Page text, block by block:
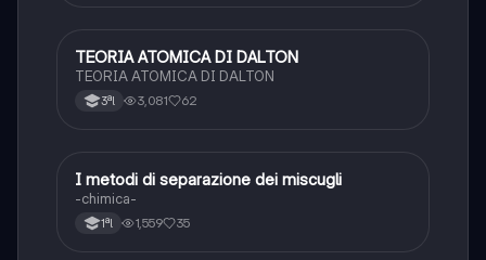
Chimica
TEORIA ATOMICA DI DALTON
TEORIA ATOMICA DI DALTON
3ªl 3,081 62
Chimica
I metodi di separazione dei miscugli
-chimica-
1ªl 1,559 35